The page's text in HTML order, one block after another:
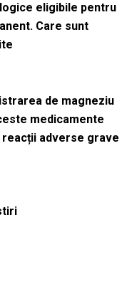
eligibile pentru
Care sunt
de magneziu
medicamente
adverse grave